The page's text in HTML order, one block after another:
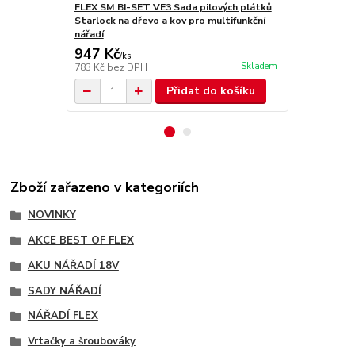
FLEX SM BI-SET VE3 Sada pilových plátků
Starlock na dřevo a kov pro multifunkční
nářadí
947 Kč/ks
783 Kč bez DPH Skladem
Přidat do košíku
Zboží zařazeno v kategoriích
NOVINKY
AKCE BEST OF FLEX
AKU NÁŘADÍ 18V
SADY NÁŘADÍ
NÁŘADÍ FLEX
Vrtačky a šroubováky